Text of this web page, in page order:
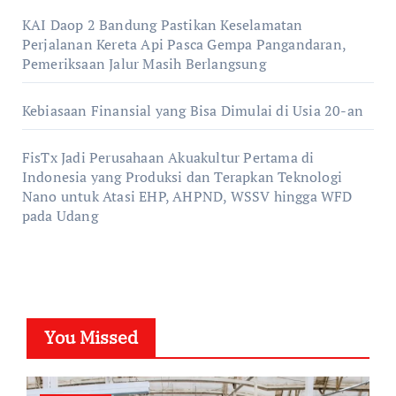
KAI Daop 2 Bandung Pastikan Keselamatan
Perjalanan Kereta Api Pasca Gempa Pangandaran,
Pemeriksaan Jalur Masih Berlangsung
Kebiasaan Finansial yang Bisa Dimulai di Usia 20-an
FisTx Jadi Perusahaan Akuakultur Pertama di
Indonesia yang Produksi dan Terapkan Teknologi
Nano untuk Atasi EHP, AHPND, WSSV hingga WFD
pada Udang
You Missed